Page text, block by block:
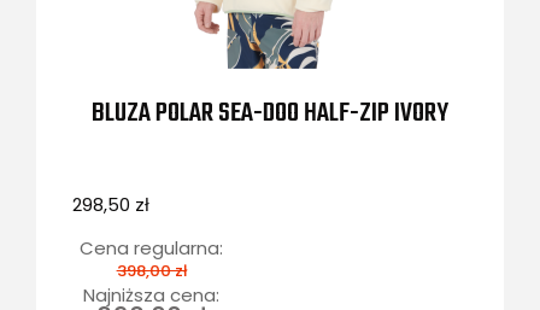
BLUZA POLAR SEA-DOO HALF-ZIP IVORY
298,50 zł
Cena regularna:
398,00 zł
Najniższa cena: